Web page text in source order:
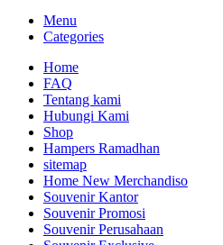
Menu
Categories
Home
FAQ
Tentang kami
Hubungi Kami
Shop
Hampers Ramadhan
sitemap
Home New Merchandiso
Souvenir Kantor
Souvenir Promosi
Souvenir Perusahaan